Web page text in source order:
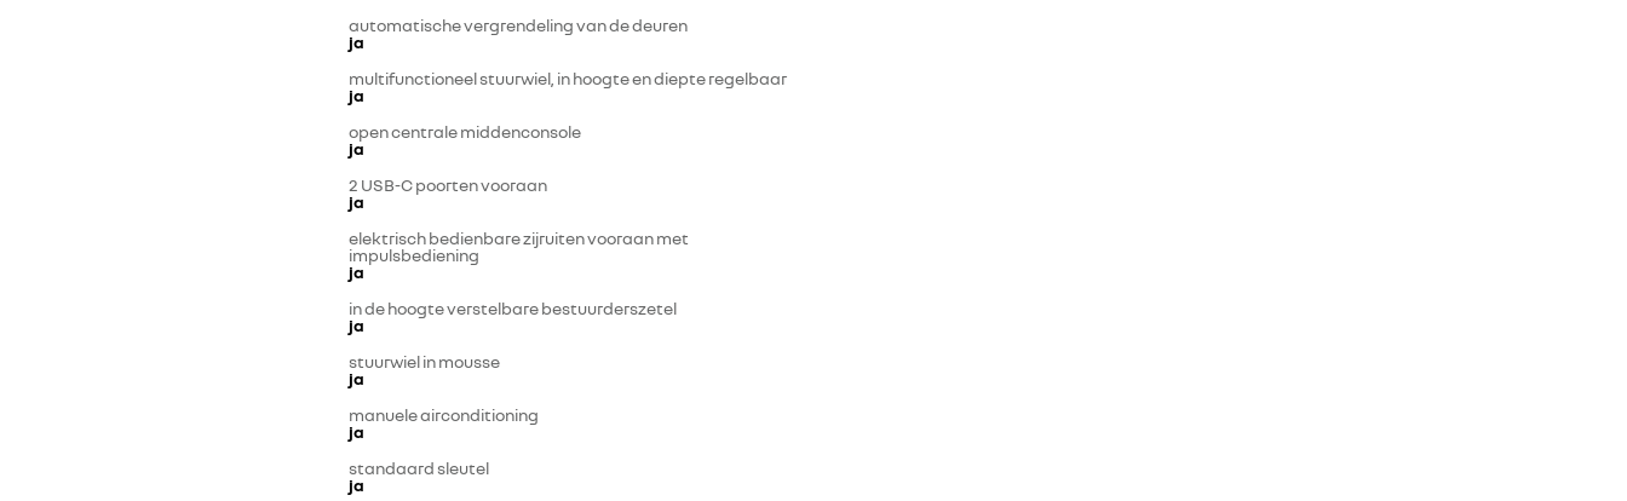
automatische vergrendeling van de deuren
ja
multifunctioneel stuurwiel, in hoogte en diepte regelbaar
ja
open centrale middenconsole
ja
2 USB-C poorten vooraan
ja
elektrisch bedienbare zijruiten vooraan met
impulsbediening
ja
in de hoogte verstelbare bestuurderszetel
ja
stuurwiel in mousse
ja
manuele airconditioning
ja
standaard sleutel
ja